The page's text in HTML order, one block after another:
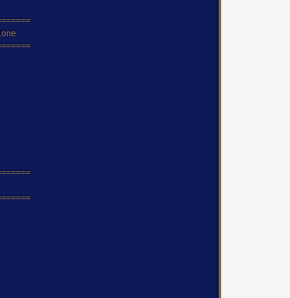
# ============================================================
# 9. Scorrere una stringa con un ciclo for e indicizzazione
# ============================================================
# ============================================================
# ============================================================